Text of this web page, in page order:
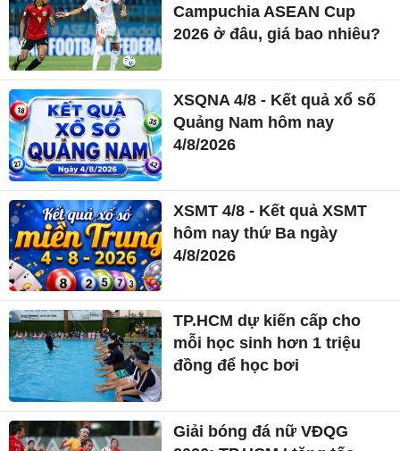
Campuchia ASEAN Cup
2026 ở đâu, giá bao nhiêu?
XSQNA 4/8 - Kết quả xổ số
Quảng Nam hôm nay
4/8/2026
XSMT 4/8 - Kết quả XSMT
hôm nay thứ Ba ngày
4/8/2026
TP.HCM dự kiến cấp cho
mỗi học sinh hơn 1 triệu
đồng để học bơi
Giải bóng đá nữ VĐQG